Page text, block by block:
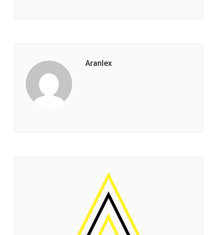
Aranlex